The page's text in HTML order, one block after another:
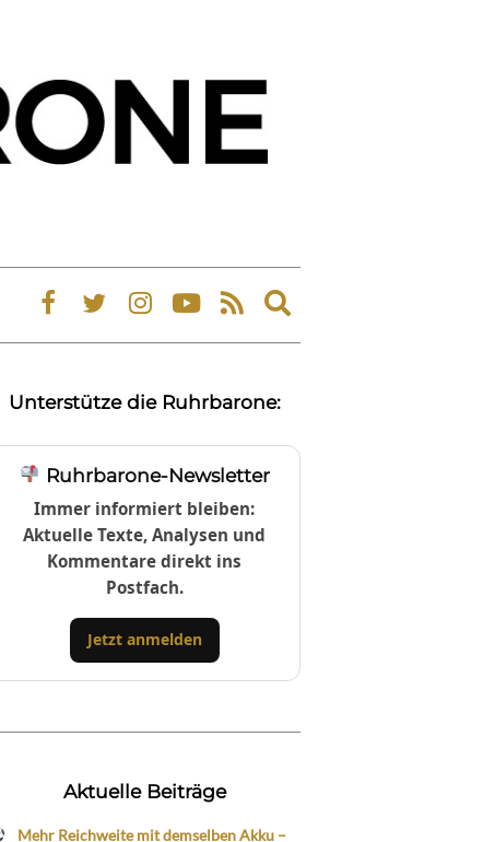
Expand
search
Unterstütze die Ruhrbarone:
Ruhrbarone-Newsletter
Immer informiert bleiben:
Aktuelle Texte, Analysen und
Kommentare direkt ins
Postfach.
Jetzt anmelden
Aktuelle Beiträge
Mehr Reichweite mit demselben Akku –